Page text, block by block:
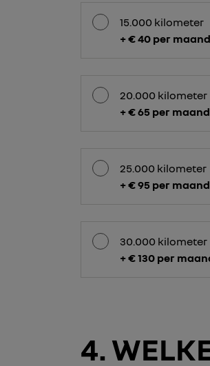
15.000 kilometer
+ € 40 per maand
20.000 kilometer
+ € 65 per maand
25.000 kilometer
+ € 95 per maand
30.000 kilometer
+ € 130 per
4